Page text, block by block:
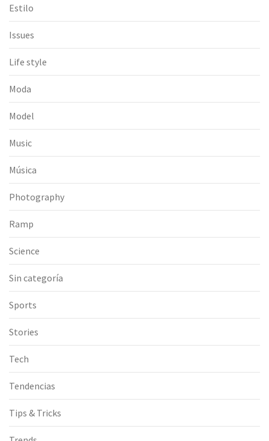
Estilo
Issues
Life style
Moda
Model
Music
Música
Photography
Ramp
Science
Sin categoría
Sports
Stories
Tech
Tendencias
Tips & Tricks